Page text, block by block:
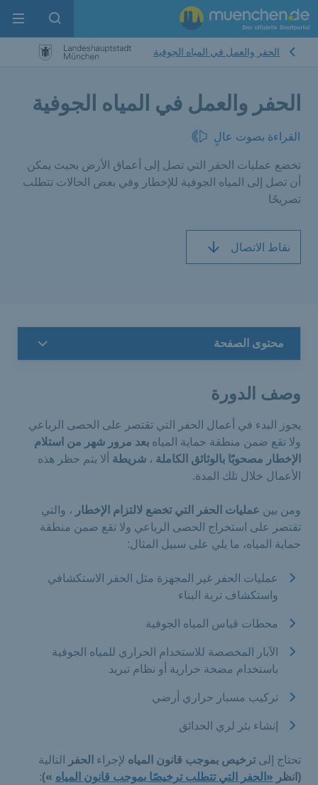
search
الحفر والعمل في المياه الجوفية
الحفر والعمل في المياه الجوفية
القراءة بصوت عالٍ
تخضع عمليات الحفر التي تصل إلى أعماق الأرض بحيث يمكن
أن تصل إلى المياه الجوفية للإخطار وفي بعض الحالات تتطلب
تصريحًا
نقاط الاتصال
محتوى الصفحة
وصف الدورة
يجوز البدء في أعمال الحفر التي تقتصر على الحصى الرباعي
ولا تقع ضمن منطقة حماية المياه بعد مرور شهر من استلام
الإخطار مصحوبًا بالوثائق الكاملة ، شريطة ألا يتم حظر هذه
الأعمال خلال تلك المدة.​
ومن بين عمليات الحفر التي تخضع لالتزام الإخطار ، والتي
تقتصر على استخراج الحصى الرباعي ولا تقع ضمن منطقة
حماية المياه، ما يلي على سبيل المثال:
عمليات الحفر غير المجهزة مثل الحفر الاستكشافي
واستكشاف تربة البناء
محطات قياس المياه الجوفية
الآبار المخصصة للاستخدام الحراري للمياه الجوفية
باستخدام مضخة حرارية أو نظام تبريد
تركيب مسبار حراري أرضي
إنشاء بئر لري الحدائق
تحتاج إلىترخيص بموجب قانون المياه لإجراء الحفر التالية
(انظر «الحفر التي تتطلب ترخيصًا بموجب قانون المياه »)
: